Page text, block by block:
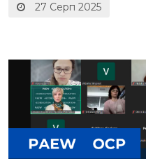
27 Серп 2025